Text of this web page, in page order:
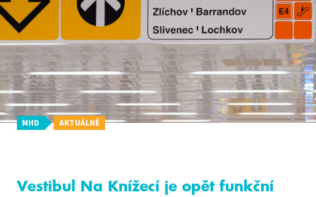
MHD AKTUÁLNĚ
Vestibul Na Knížecí je opět funkční